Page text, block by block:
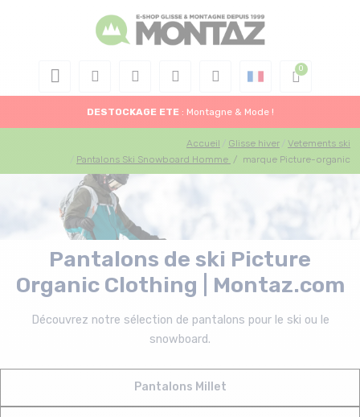
DESTOCKAGE ETE : Montagne & Mode !
Accueil Glisse hiver
Vetements ski
Pantalons Ski Snowboard Homme / marque Picture-organic
Pantalons de ski Picture
Organic Clothing | Montaz.com
Découvrez notre sélection de pantalons pour le ski ou le
snowboard.
Pantalons Millet